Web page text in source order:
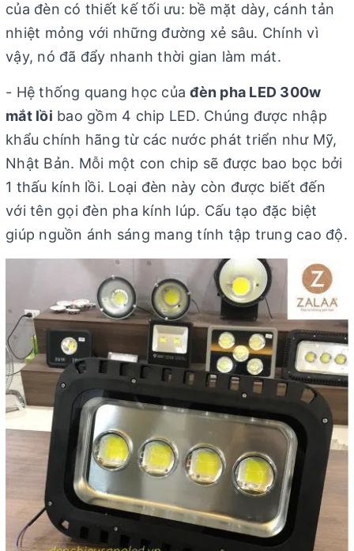
của đèn có thiết kế tối ưu: bề mặt dày, cánh tản
nhiệt mỏng với những đường xẻ sâu. Chính vì
vậy, nó đã đẩy nhanh thời gian làm mát.
- Hệ thống quang học củađèn pha LED 300w
mắt lồi bao gồm 4 chip LED. Chúng được nhập
khẩu chính hãng từ các nước phát triển như Mỹ,
Nhật Bản. Mỗi một con chip sẽ được bao bọc bởi
1 thấu kính lồi. Loại đèn này còn được biết đến
với tên gọi đèn pha kính lúp. Cấu tạo đặc biệt
giúp nguồn ánh sáng mang tính tập trung cao độ.